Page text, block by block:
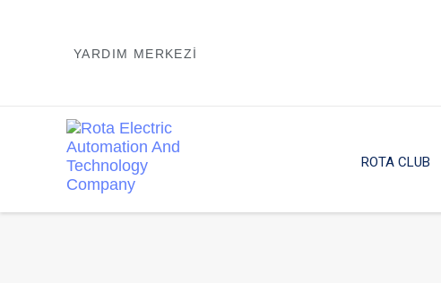
YARDIM MERKEZI
ROTA CLUB